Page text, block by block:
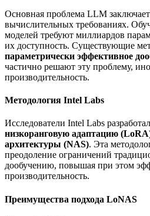
Основная проблема LLM
вычислительных требованиях.
моделей требуют миллиардов
их доступность. Существующие
параметрически эффективное
частично решают эту проблему,
производительность.
Методология Intel Labs
Исследователи Intel Labs
низкоранговую адаптацию
архитектуры (NAS). Эта
преодоление ограничений
дообучению, повышая при этом
производительность.
Преимущества подхода LoNAS